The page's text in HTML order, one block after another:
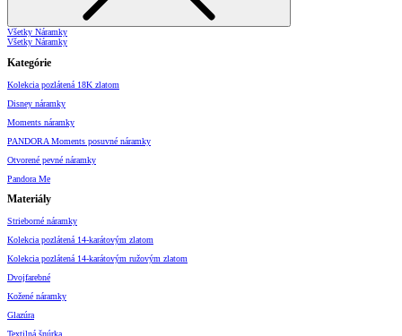
Všetky Náramky
Všetky Náramky
Kategórie
Kolekcia pozlátená 18K zlatom
Disney náramky
Moments náramky
PANDORA Moments posuvné náramky
Otvorené pevné náramky
Pandora Me
Materiály
Strieborné náramky
Kolekcia pozlátená 14-karátovým zlatom
Kolekcia pozlátená 14-karátovým ružovým zlatom
Dvojfarebné
Kožené náramky
Glazúra
Textilná šnúrka